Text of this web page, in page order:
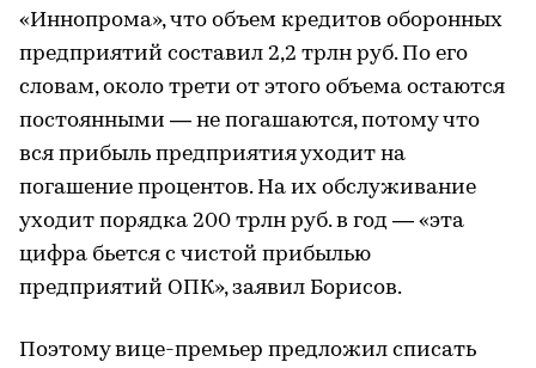
«Иннопрома», что объем кредитов оборонных
предприятий составил 2,2 трлн руб. По его
словам, около трети от этого объема остаются
постоянными — не погашаются, потому что
вся прибыль предприятия уходит на
погашение процентов. На их обслуживание
уходит порядка 200 трлн руб. в год — «эта
цифра бьется с чистой прибылью
предприятий ОПК», заявил Борисов.
Поэтому вице-премьер предложил списать